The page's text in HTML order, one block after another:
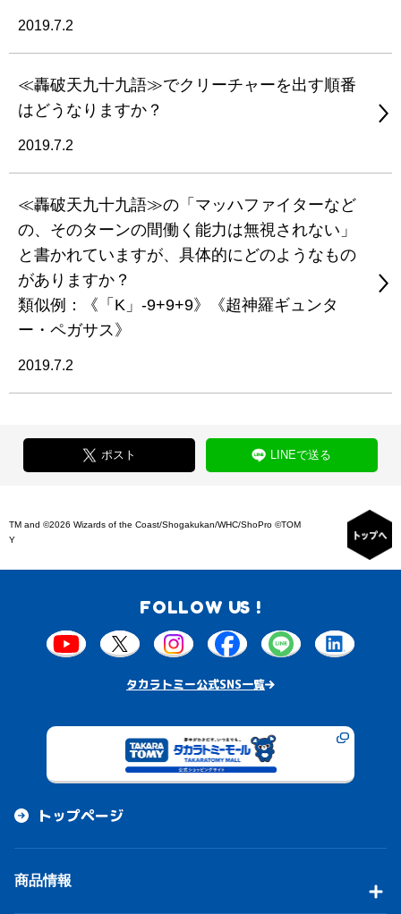
2019.7.2
≪轟破天九十九語≫でクリーチャーを出す順番
はどうなりますか？
2019.7.2
≪轟破天九十九語≫の「マッハファイターなど
の、そのターンの間働く能力は無視されない」
と書かれていますが、具体的にどのようなもの
がありますか？
類似例：《「K」-9+9+9》《超神羅ギュンタ
ー・ペガサス》
2019.7.2
ポスト LINEで送る
TM and ©2026 Wizards of the Coast/Shogakukan/WHC/ShoPro ©TOM
Y
FOLLOW US !
タカラトミー公式SNS一覧
トップページ
商品情報